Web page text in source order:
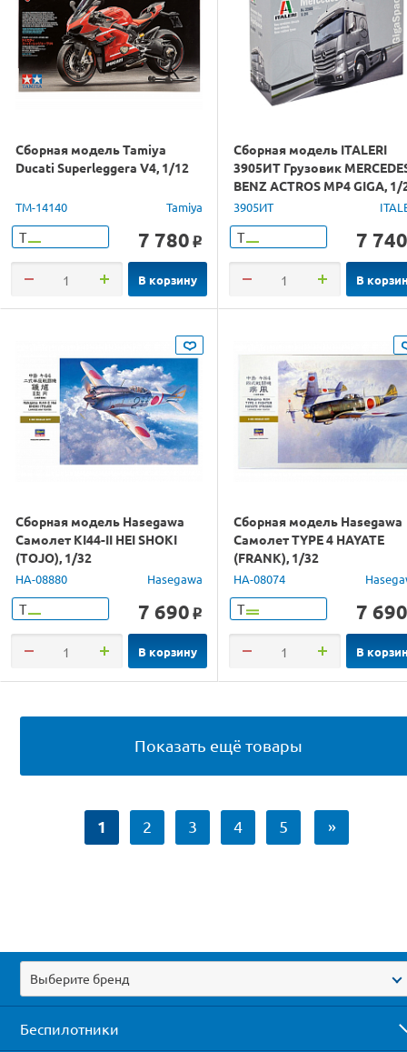
Сборная модель Tamiya
Ducati Superleggera V4, 1/12
TM-14140 Tamiya
Т 7 780 o
В корзину
Сборная модель ITALERI
3905ИТ Грузовик
BENZ ACTROS MP4 GIGA, 1/
3905ИТ
Т 7 740
В
Сборная модель Hasegawa
Самолет KI44-II HEI SHOKI
(TOJO), 1/32
HA-08880 Hasegawa
Т 7 690 o
В корзину
Сборная модель Hasegawa
Самолет TYPE 4 HAYATE
(FRANK), 1/32
HA-08074
Т 7 690
В
Показать ещё товары
1 2 3 4 5 »
Выберите бренд
Беспилотники